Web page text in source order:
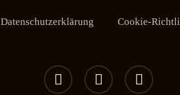
Datenschutzerklärung Cookie-